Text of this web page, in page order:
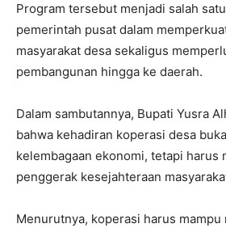
Program tersebut menjadi salah
pemerintah pusat dalam
masyarakat desa sekaligus
pembangunan hingga ke daerah.
Dalam sambutannya, Bupati Yusra
bahwa kehadiran koperasi desa
kelembagaan ekonomi, tetapi harus
penggerak kesejahteraan
Menurutnya, koperasi harus